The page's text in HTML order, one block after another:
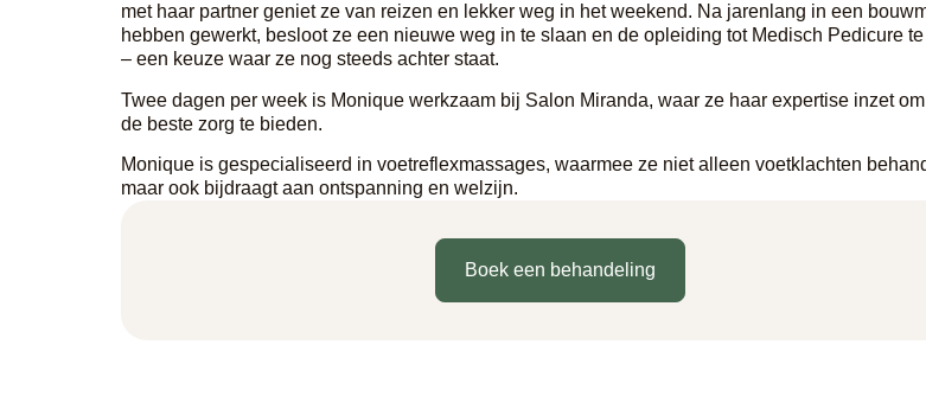
met haar partner geniet ze van reizen en lekker weg in het weekend. Na jarenlang in een
hebben gewerkt, besloot ze een nieuwe weg in te slaan en de opleiding tot Medisch Pedicure
– een keuze waar ze nog steeds achter staat.
Twee dagen per week is Monique werkzaam bij Salon Miranda, waar ze haar expertise inzet
de beste zorg te bieden.
Monique is gespecialiseerd in voetreflexmassages, waarmee ze niet alleen voetklachten
maar ook bijdraagt aan ontspanning en welzijn.
Boek een behandeling